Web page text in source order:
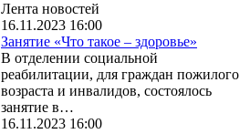
Лента новостей
16.11.2023 16:00
Занятие «Что такое – здоровье»
В отделении социальной
реабилитации, для граждан пожилого
возраста и инвалидов, состоялось
занятие в…
16.11.2023 16:00